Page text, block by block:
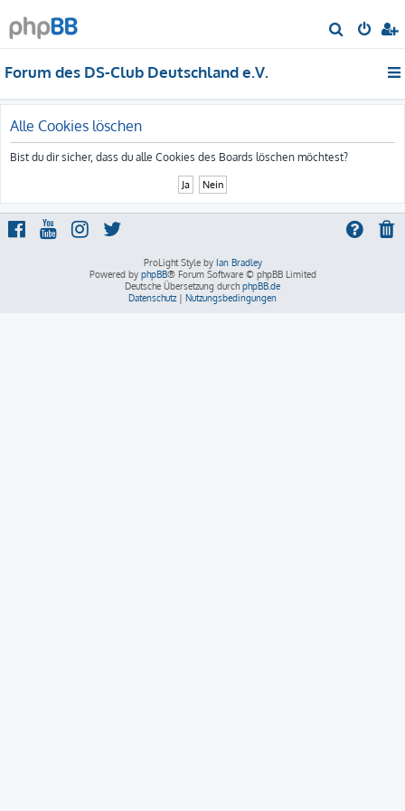
u
Forum des DS-Club Deutschland e.V.
Alle Cookies löschen
Bist du dir sicher, dass du alle Cookies des Boards löschen möchtest?
ProLight Style by Ian Bradley
Powered by phpBB® Forum Software © phpBB Limited
Deutsche Übersetzung durch phpBB.de
Datenschutz | Nutzungsbedingungen